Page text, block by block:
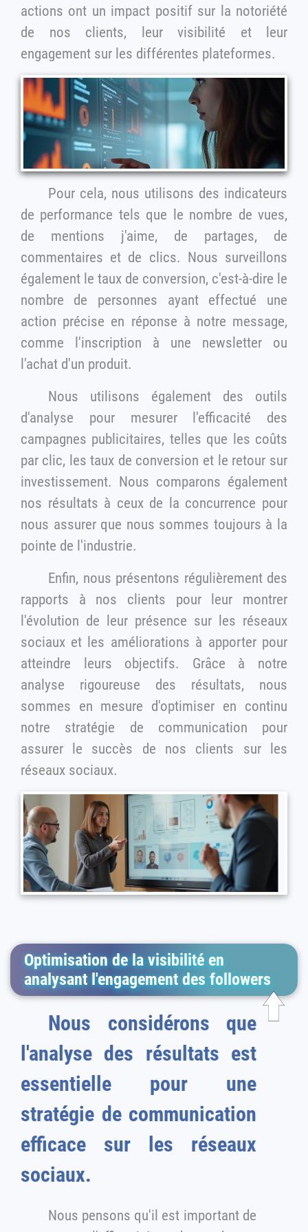
actions ont un impact positif sur la notoriété
de nos clients, leur visibilité et leur
engagement sur les différentes plateformes.
Pour cela, nous utilisons des indicateurs
de performance tels que le nombre de vues,
de mentions j'aime, de partages, de
commentaires et de clics. Nous surveillons
également le taux de conversion, c'est-à-dire le
nombre de personnes ayant effectué une
action précise en réponse à notre message,
comme l'inscription à une newsletter ou
l'achat d'un produit.
Nous utilisons également des outils
d'analyse pour mesurer l'efficacité des
campagnes publicitaires, telles que les coûts
par clic, les taux de conversion et le retour sur
investissement. Nous comparons également
nos résultats à ceux de la concurrence pour
nous assurer que nous sommes toujours à la
pointe de l'industrie.
Enfin, nous présentons régulièrement des
rapports à nos clients pour leur montrer
l'évolution de leur présence sur les réseaux
sociaux et les améliorations à apporter pour
atteindre leurs objectifs. Grâce à notre
analyse rigoureuse des résultats, nous
sommes en mesure d'optimiser en continu
notre stratégie de communication pour
assurer le succès de nos clients sur les
réseaux sociaux.
Optimisation de la visibilité en
analysant l'engagement des followers
Nous considérons que
l'analyse des résultats est
essentielle pour une
stratégie de communication
efficace sur les réseaux
sociaux.
Nous pensons qu'il est important de